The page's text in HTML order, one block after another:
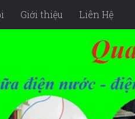
Giới thiệu Liên Hệ